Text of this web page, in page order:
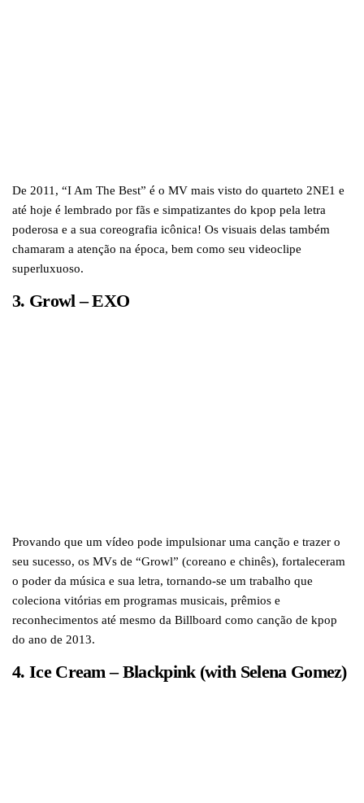
De 2011, “I Am The Best” é o MV mais visto do quarteto 2NE1 e
até hoje é lembrado por fãs e simpatizantes do kpop pela letra
poderosa e a sua coreografia icônica! Os visuais delas também
chamaram a atenção na época, bem como seu videoclipe
superluxuoso.
3. Growl – EXO
Provando que um vídeo pode impulsionar uma canção e trazer o
seu sucesso, os MVs de “Growl” (coreano e chinês), fortaleceram
o poder da música e sua letra, tornando-se um trabalho que
coleciona vitórias em programas musicais, prêmios e
reconhecimentos até mesmo da Billboard como canção de kpop
do ano de 2013.
4. Ice Cream – Blackpink (with Selena Gomez)